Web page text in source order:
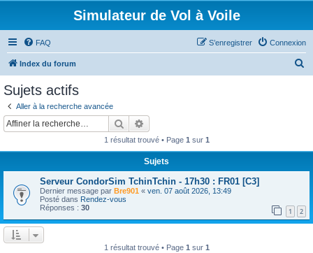
Simulateur de Vol à Voile
FAQ Connexion
S’enregistrer
Index du forum
Sujets actifs
Aller à la recherche avancée
Rechercher
1 résultat trouvé • Page 1 sur 1
Sujets
Serveur CondorSim TchinTchin - 17h30 : FR01 [C3]
Dernier message par Bre901 « ven. 07 août 2026, 13:49
Posté dans Rendez-vous
Réponses : 30 1 2
1 résultat trouvé • Page 1 sur 1